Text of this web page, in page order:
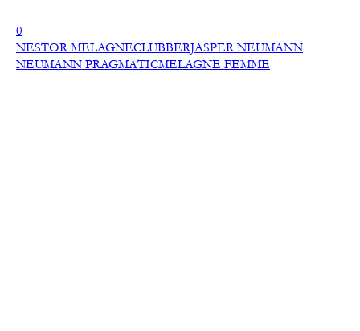
0
NESTOR MELAGNECLUBBERJASPER NEUMANN
NEUMANN PRAGMATICMELAGNE FEMME